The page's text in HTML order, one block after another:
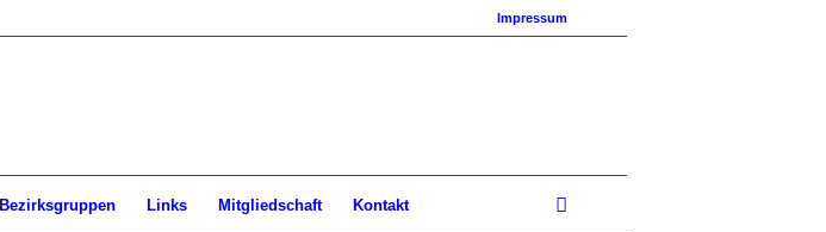
Impressum
Bezirksgruppen Links Mitgliedschaft Kontakt